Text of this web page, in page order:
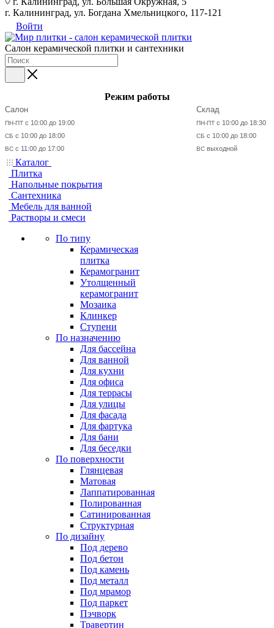
г. Калининград, ул. Богдана Хмельницкого, 117-121
Войти
Салон керамической плитки и сантехники
Режим работы
Салон
ПН-ПТ с 10:00 до 19:00
СБ с 10:00 до 18:00
ВС с 11:00 до 17:00
Склад
ПН-ПТ с 10:00 до 18:30
СБ с 10:00 до 18:00
ВС выходной
Каталог
Плитка
Напольные покрытия
Сантехника
Мебель для ванной
Растворы и смеси
По типу
Керамическая
плитка
Керамогранит
Утолщенный
керамогранит
Мозаика
Клинкер
Ступени
По назначению
Для бассейна
Для ванной
Для кухни
Для офиса
Для террасы
Для улицы
Для фасада
Для фартука
Для бани
Для беседки
По поверхности
Глянцевая
Матовая
Лаппатированная
Полированная
Сатинированная
Структурная
По дизайну
Под дерево
Под бетон
Под камень
Под металл
Под мрамор
Под паркет
Пэчворк
Травертин